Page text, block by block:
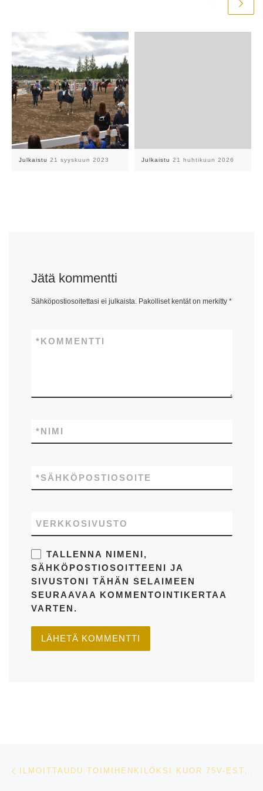
Julkaistu 21 syyskuun 2023 Julkaistu 21 huhtikuun 2026
Jätä kommentti
Sähköpostiosoitettasi ei julkaista. Pakolliset kentät on merkitty *
KOMMENTTI
*
NIMI
*
SÄHKÖPOSTIOSOITE
*
VERKKOSIVUSTO
TALLENNA NIMENI,
SÄHKÖPOSTIOSOITTEENI JA
SIVUSTONI TÄHÄN SELAIMEEN
SEURAAVAA KOMMENTOINTIKERTAA
VARTEN.
Artikkelien navigointi